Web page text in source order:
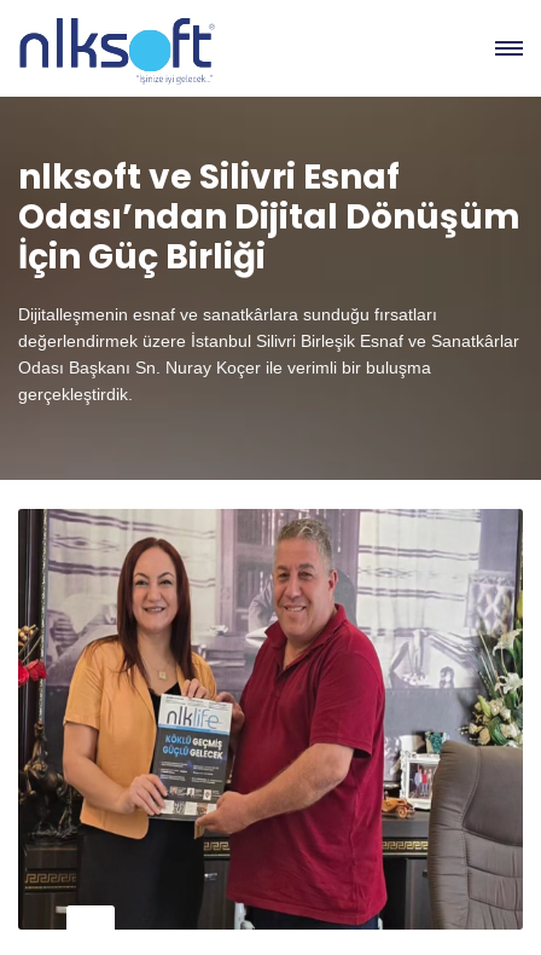
nlksoft ve Silivri Esnaf
Odası’ndan Dijital Dönüşüm
İçin Güç Birliği
Dijitalleşmenin esnaf ve sanatkârlara sunduğu fırsatları
değerlendirmek üzere İstanbul Silivri Birleşik Esnaf ve Sanatkârlar
Odası Başkanı Sn. Nuray Koçer ile verimli bir buluşma
gerçekleştirdik.